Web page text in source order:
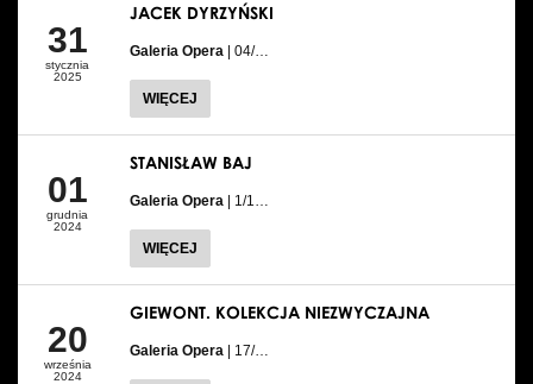
31
stycznia
2025
JACEK DYRZYŃSKI
Galeria Opera | 04/…
WIĘCEJ
01
grudnia
2024
STANISŁAW BAJ
Galeria Opera | 1/1…
WIĘCEJ
20
września
2024
GIEWONT. KOLEKCJA NIEZWYCZAJNA
Galeria Opera | 17/…